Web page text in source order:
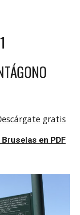
gratis
Bruselas en PDF